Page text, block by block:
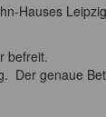
Hauses
befreit.
Der genaue